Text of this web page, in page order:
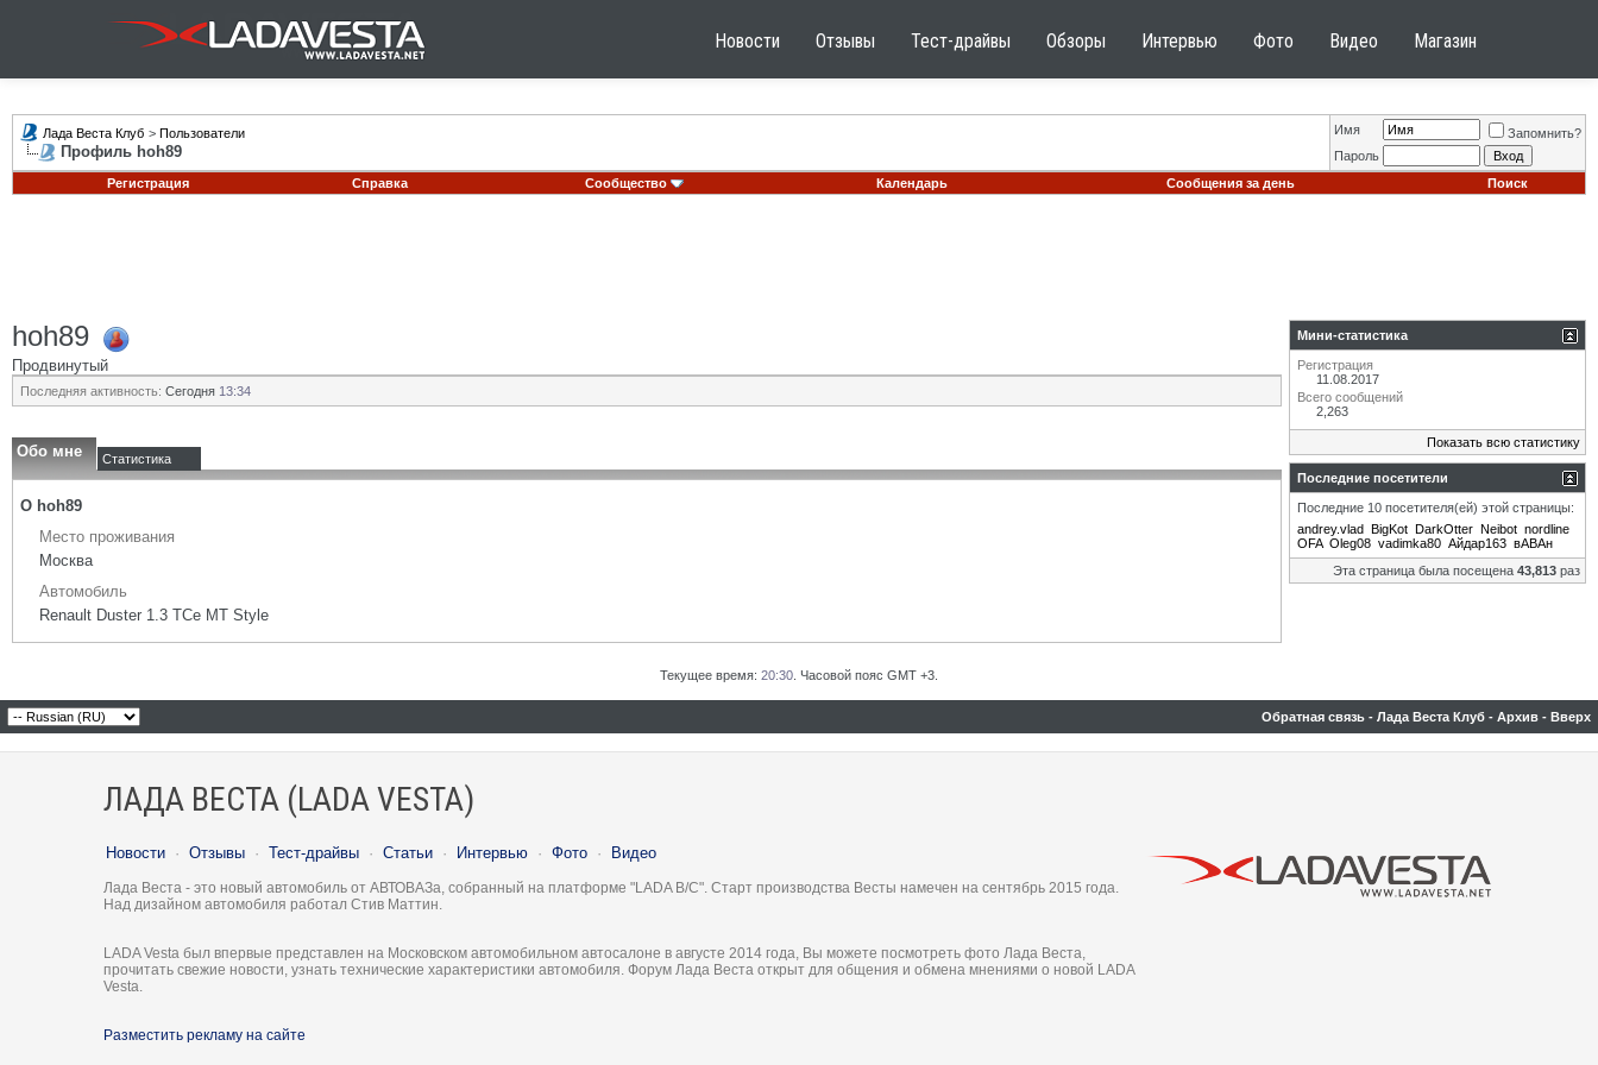
Новости Отзывы Тест-драйвы Обзоры Интервью Фото Видео Магазин
Лада Веста Клуб > Пользователи
Профиль hoh89
Имя
Запомнить?
Пароль
Регистрация
Справка Сообщество Календарь Сообщения за день Поиск
hoh89
Продвинутый
Последняя активность: Сегодня 13:34
Обо мне Статистика
О hoh89
Место проживания
Москва
Автомобиль
Renault Duster 1.3 TCe MT Style
Мини-статистика
Регистрация
11.08.2017
Всего сообщений
2,263
Показать всю статистику
Последние посетители
Последние 10 посетителя(ей) этой страницы:
andrey.vlad BigKot DarkOtter Neibot nordline
OFA Oleg08 vadimka80 Айдар163 вАВАн
Эта страница была посещена 43,813 раз
Текущее время: 20:30 . Часовой пояс GMT +3.
Обратная связь - Лада Веста Клуб - Архив - Вверх
ЛАДА ВЕСТА (LADA VESTA)
Новости · Отзывы · Тест-драйвы · Статьи · Интервью · Фото · Видео
Лада Веста - это новый автомобиль от АВТОВАЗа, собранный на платформе "LADA B/C". Старт производства Весты намечен на сентябрь 2015 года.
Над дизайном автомобиля работал Стив Маттин.
LADA Vesta был впервые представлен на Московском автомобильном автосалоне в августе 2014 года, Вы можете посмотреть фото Лада Веста,
прочитать свежие новости, узнать технические характеристики автомобиля. Форум Лада Веста открыт для общения и обмена мнениями о новой LADA
Vesta.
Разместить рекламу на сайте